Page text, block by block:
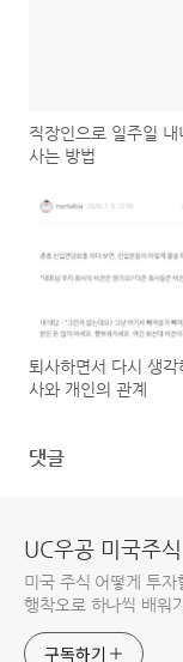
직장인으로 일주일 내
사는 방법
퇴사하면서 다시 생각
사와 개인의 관계
댓글
UC우공 미국주식
미국 주식 어떻게 투자
행착오로 하나씩 배워
구독하기